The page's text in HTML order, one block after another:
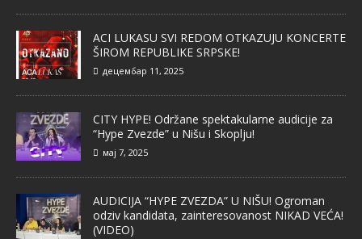
ACI LUKASU SVI REDOM OTKAZUJU KONCERTE
ŠIROM REPUBLIKE SRPSKE!
децембар 11, 2025
CITY HYPE! Održane spektakularne audicije za
“Hype Zvezde” u Nišu i Skoplju!
мај 7, 2025
AUDICIJA “HYPE ZVEZDA” U NIŠU! Ogroman
odziv kandidata, zainteresovanost NIKAD VEĆA!
(VIDEO)